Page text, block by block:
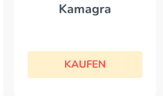
Kamagra
KAUFEN